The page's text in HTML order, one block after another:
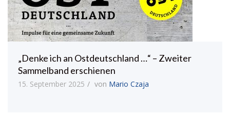
„Denke ich an Ostdeutschland …“ – Zweiter
Sammelband erschienen
15. September 2025 von Mario Czaja